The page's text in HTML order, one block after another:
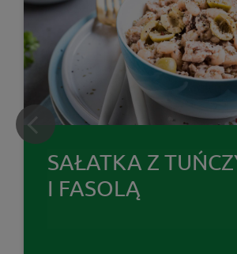
SAŁATKA Z
I FASOLĄ